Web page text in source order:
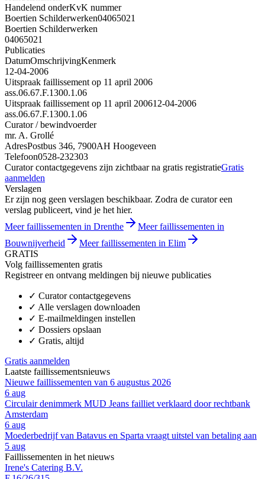
Handelend onderKvK nummer
Boertien Schilderwerken04065021
Boertien Schilderwerken
04065021
Publicaties
DatumOmschrijvingKenmerk
12-04-2006
Uitspraak faillissement op 11 april 2006
ass.06.67.F.1300.1.06
Uitspraak faillissement op 11 april 200612-04-2006
ass.06.67.F.1300.1.06
Curator / bewindvoerder
mr. A. Grollé
AdresPostbus 346, 7900AH Hoogeveen
Telefoon0528-232303
Curator contactgegevens zijn zichtbaar na gratis registratieGratis
aanmelden
Verslagen
Er zijn nog geen verslagen beschikbaar. Zodra de curator een
verslag publiceert, vind je het hier.
Meer faillissementen in Drenthe
Meer faillissementen in
Bouwnijverheid
Meer faillissementen in Elim
GRATIS
Volg faillissementen gratis
Registreer en ontvang meldingen bij nieuwe publicaties
✓ Curator contactgegevens
✓ Alle verslagen downloaden
✓ E-mailmeldingen instellen
✓ Dossiers opslaan
✓ Gratis, altijd
Gratis aanmelden
Laatste faillissementsnieuws
Nieuwe faillissementen van 6 augustus 2026
6 aug
Circulair denimmerk MUD Jeans failliet verklaard door rechtbank
Amsterdam
6 aug
Moederbedrijf van Batavus en Sparta vraagt uitstel van betaling aan
5 aug
Faillissementen in het nieuws
Irene's Catering B.V.